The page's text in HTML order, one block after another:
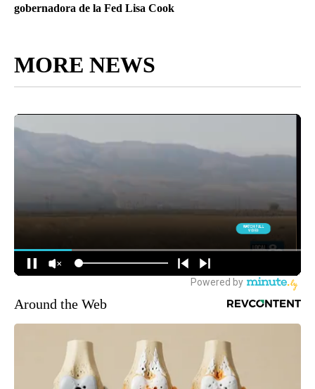
gobernadora de la Fed Lisa Cook
MORE NEWS
Around the Web